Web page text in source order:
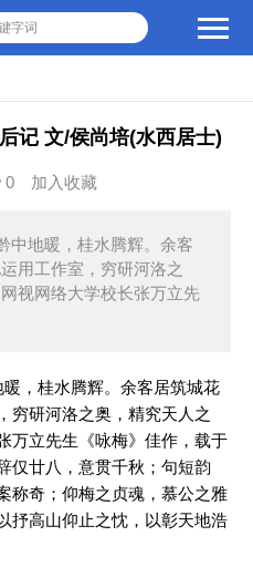
字词
记 文/侯尚培(水西居士)
0 加入收藏
中地暖，桂水腾辉。余客
用工作室，穷研河洛之
视网络大学校长张万立先
，桂水腾辉。余客居筑城花
穷研河洛之奥，精究天人之
万立先生《咏梅》佳作，载于
仅廿八，意贯千秋；句短韵
称奇；仰梅之贞魂，慕公之雅
抒高山仰止之忱，以彰天地浩